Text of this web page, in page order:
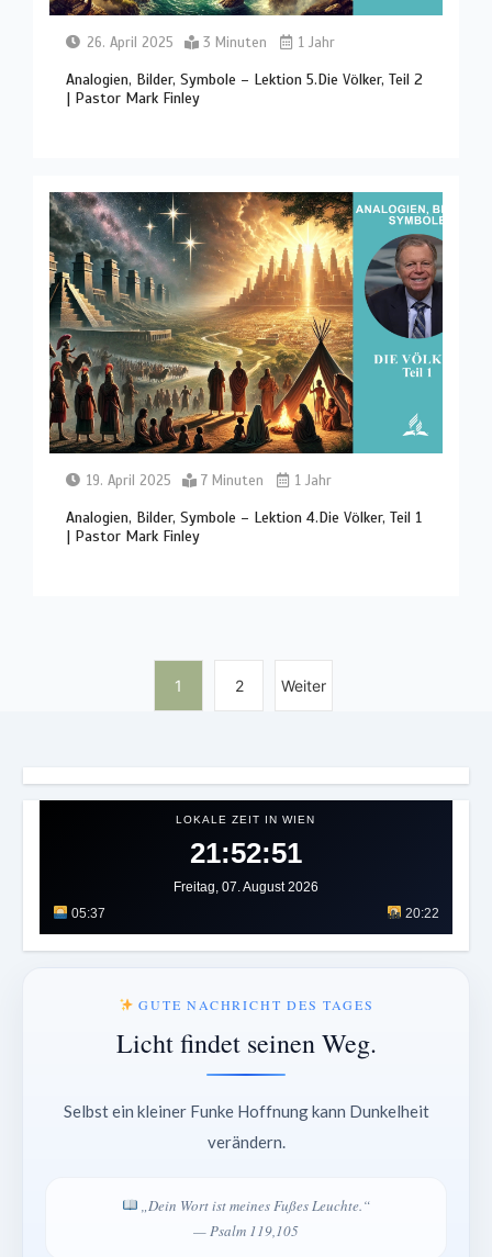
26. April 2025 3 Minuten 1 Jahr
Analogien, Bilder, Symbole – Lektion 5.Die Völker, Teil 2
| Pastor Mark Finley
19. April 2025 7 Minuten 1 Jahr
Analogien, Bilder, Symbole – Lektion 4.Die Völker, Teil 1
| Pastor Mark Finley
1 2 Weiter
LOKALE ZEIT IN WIEN
21:52:55
Freitag, 07. August 2026
05:37
20:22
GUTE NACHRICHT DES TAGES
Licht findet seinen Weg.
Selbst ein kleiner Funke Hoffnung kann Dunkelheit
verändern.
„Dein Wort ist meines Fußes Leuchte.“
— Psalm 119,105